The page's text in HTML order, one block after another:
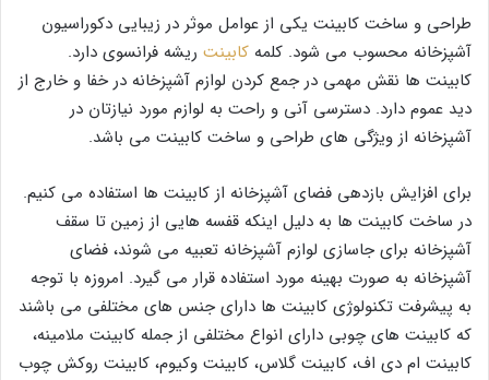
طراحی و ساخت کابینت یکی از عوامل موثر در زیبایی دکوراسیون
آشپزخانه محسوب می شود. کلمه کابینت ریشه فرانسوی دارد.
کابینت ها نقش مهمی در جمع کردن لوازم آشپزخانه در خفا و خارج از
دید عموم دارد. دسترسی آنی و راحت به لوازم مورد نیازتان در
آشپزخانه از ویژگی های طراحی و ساخت کابینت می باشد.
برای افزایش بازدهی فضای آشپزخانه از کابینت ها استفاده می کنیم.
در ساخت کابینت ها به دلیل اینکه قفسه هایی از زمین تا سقف
آشپزخانه برای جاسازی لوازم آشپزخانه تعبیه می شوند، فضای
آشپزخانه به صورت بهینه مورد استفاده قرار می گیرد. امروزه با توجه
به پیشرفت تکنولوژی کابینت ها دارای جنس های مختلفی می باشند
که کابینت های چوبی دارای انواع مختلفی از جمله کابینت ملامینه،
کابینت ام دی اف، کابینت گلاس، کابینت وکیوم، کابینت روکش چوب